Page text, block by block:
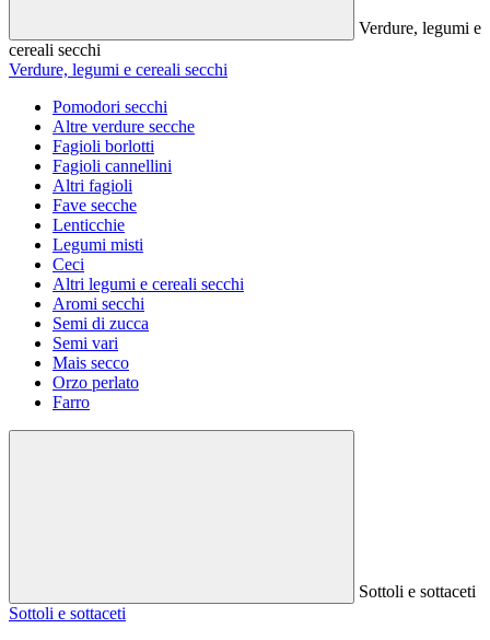
Verdure, legumi e
cereali secchi
Verdure, legumi e cereali secchi
Pomodori secchi
Altre verdure secche
Fagioli borlotti
Fagioli cannellini
Altri fagioli
Fave secche
Lenticchie
Legumi misti
Ceci
Altri legumi e cereali secchi
Aromi secchi
Semi di zucca
Semi vari
Mais secco
Orzo perlato
Farro
Sottoli e sottaceti
Sottoli e sottaceti